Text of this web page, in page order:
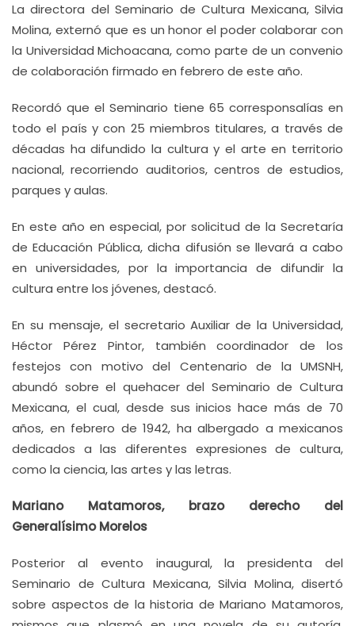
La directora del Seminario de Cultura Mexicana, Silvia
Molina, externó que es un honor el poder colaborar con
la Universidad Michoacana, como parte de un convenio
de colaboración firmado en febrero de este año.
Recordó que el Seminario tiene 65 corresponsalías en
todo el país y con 25 miembros titulares, a través de
décadas ha difundido la cultura y el arte en territorio
nacional, recorriendo auditorios, centros de estudios,
parques y aulas.
En este año en especial, por solicitud de la Secretaría
de Educación Pública, dicha difusión se llevará a cabo
en universidades, por la importancia de difundir la
cultura entre los jóvenes, destacó.
En su mensaje, el secretario Auxiliar de la Universidad,
Héctor Pérez Pintor, también coordinador de los
festejos con motivo del Centenario de la UMSNH,
abundó sobre el quehacer del Seminario de Cultura
Mexicana, el cual, desde sus inicios hace más de 70
años, en febrero de 1942, ha albergado a mexicanos
dedicados a las diferentes expresiones de cultura,
como la ciencia, las artes y las letras.
Mariano Matamoros, brazo derecho del
Generalísimo Morelos
Posterior al evento inaugural, la presidenta del
Seminario de Cultura Mexicana, Silvia Molina, disertó
sobre aspectos de la historia de Mariano Matamoros,